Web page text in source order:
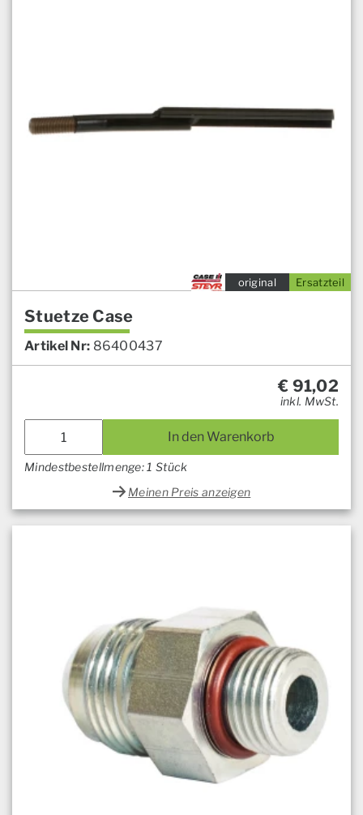
Ersatzteil
original
Stuetze Case
Artikel Nr: 86400437
€ 91,02
inkl. MwSt.
In den Warenkorb
Mindestbestellmenge: 1 Stück
Meinen Preis anzeigen